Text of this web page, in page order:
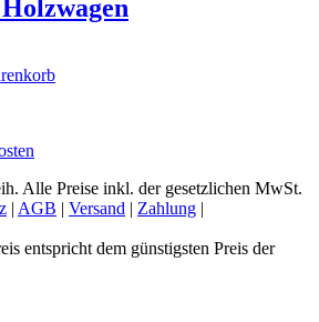
Alle Preise inkl. der gesetzlichen MwSt.
| AGB | Versand | Zahlung |
entspricht dem günstigsten Preis der